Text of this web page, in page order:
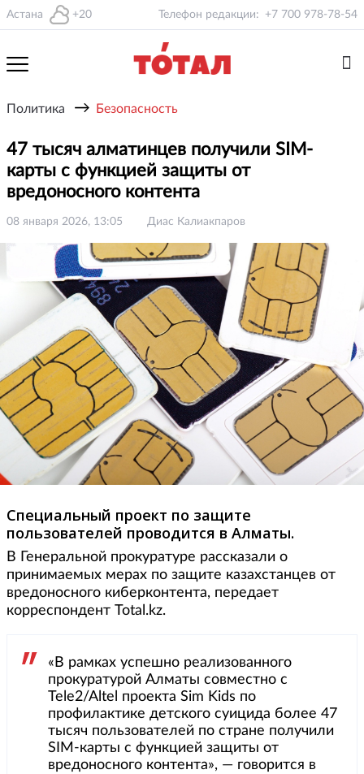
Астана +20 Телефон редакции: +7 700 978-78-54
Политика → Безопасность
47 тысяч алматинцев получили SIM-
карты с функцией защиты от
вредоносного контента
08 января 2026, 13:05 Диас Калиакпаров
Специальный проект по защите
пользователей проводится в Алматы.
В Генеральной прокуратуре рассказали о
принимаемых мерах по защите казахстанцев от
вредоносного киберконтента, передает
корреспондент Total.kz.
«В рамках успешно реализованного
прокуратурой Алматы совместно с
Tele2/Altel проекта Sim Kids по
профилактике детского суицида более 47
тысяч пользователей по стране получили
SIM-карты с функцией защиты от
вредоносного контента», — говорится в